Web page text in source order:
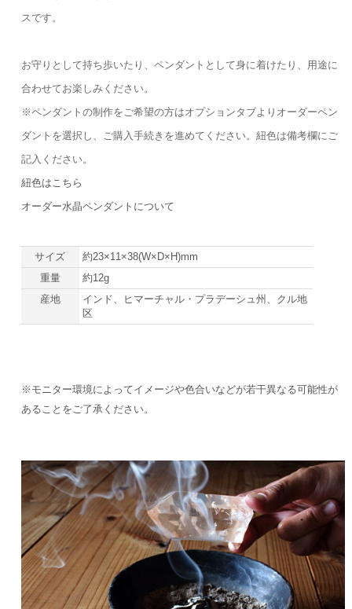
スです。
お守りとして持ち歩いたり、ペンダントとして身に着けたり、用途に
合わせてお楽しみください。
※ペンダントの制作をご希望の方はオプションタブよりオーダーペン
ダントを選択し、ご購入手続きを進めてください。紐色は備考欄にご
記入ください。
紐色はこちら
オーダー水晶ペンダントについて
サイズ
約23×11×38(W×D×H)mm
重量
約12g
産地
インド、ヒマーチャル・プラデーシュ州、クル地
区
※モニター環境によってイメージや色合いなどが若干異なる可能性が
あることをご了承ください。